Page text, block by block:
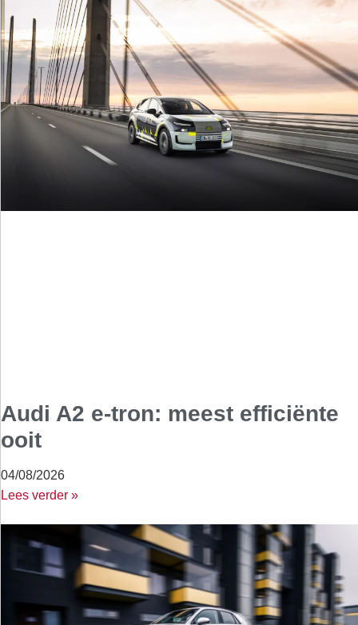
Audi A2 e-tron: meest efficiënte
ooit
04/08/2026
Lees verder »